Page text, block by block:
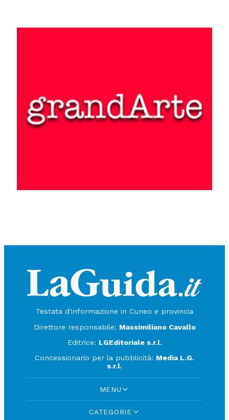
Testata d'informazione in Cuneo e provincia
Direttore responsabile: Massimiliano Cavallo
Editrice: LGEditoriale s.r.l.
Concessionario per la pubblicità: Media L.G.
s.r.l.
MENU
CATEGORIE